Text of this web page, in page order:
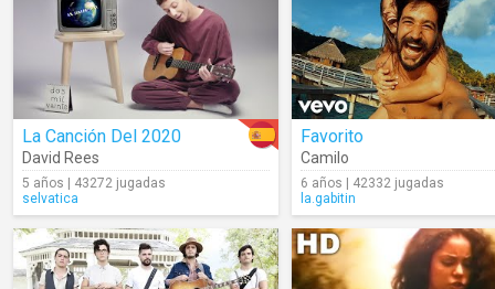
La Canción Del 2020
David Rees
5 años | 43272 jugadas
selvatica
Favorito
Camilo
6 años | 42332 jugadas
la.gabitin